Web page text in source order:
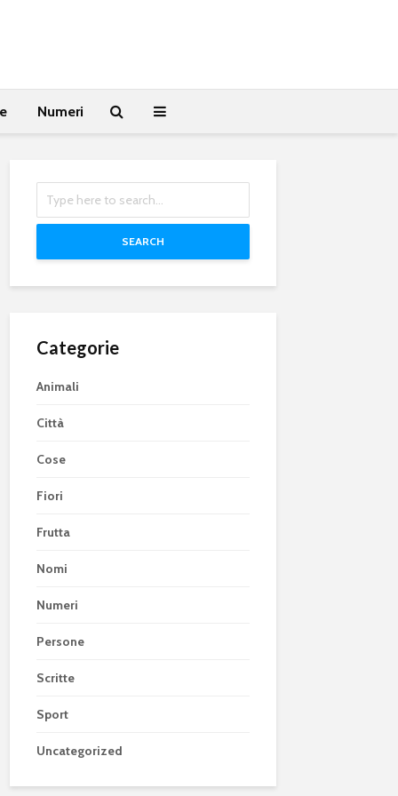
Numeri
SEARCH
Categorie
Animali
Città
Cose
Fiori
Frutta
Nomi
Numeri
Persone
Scritte
Sport
Uncategorized